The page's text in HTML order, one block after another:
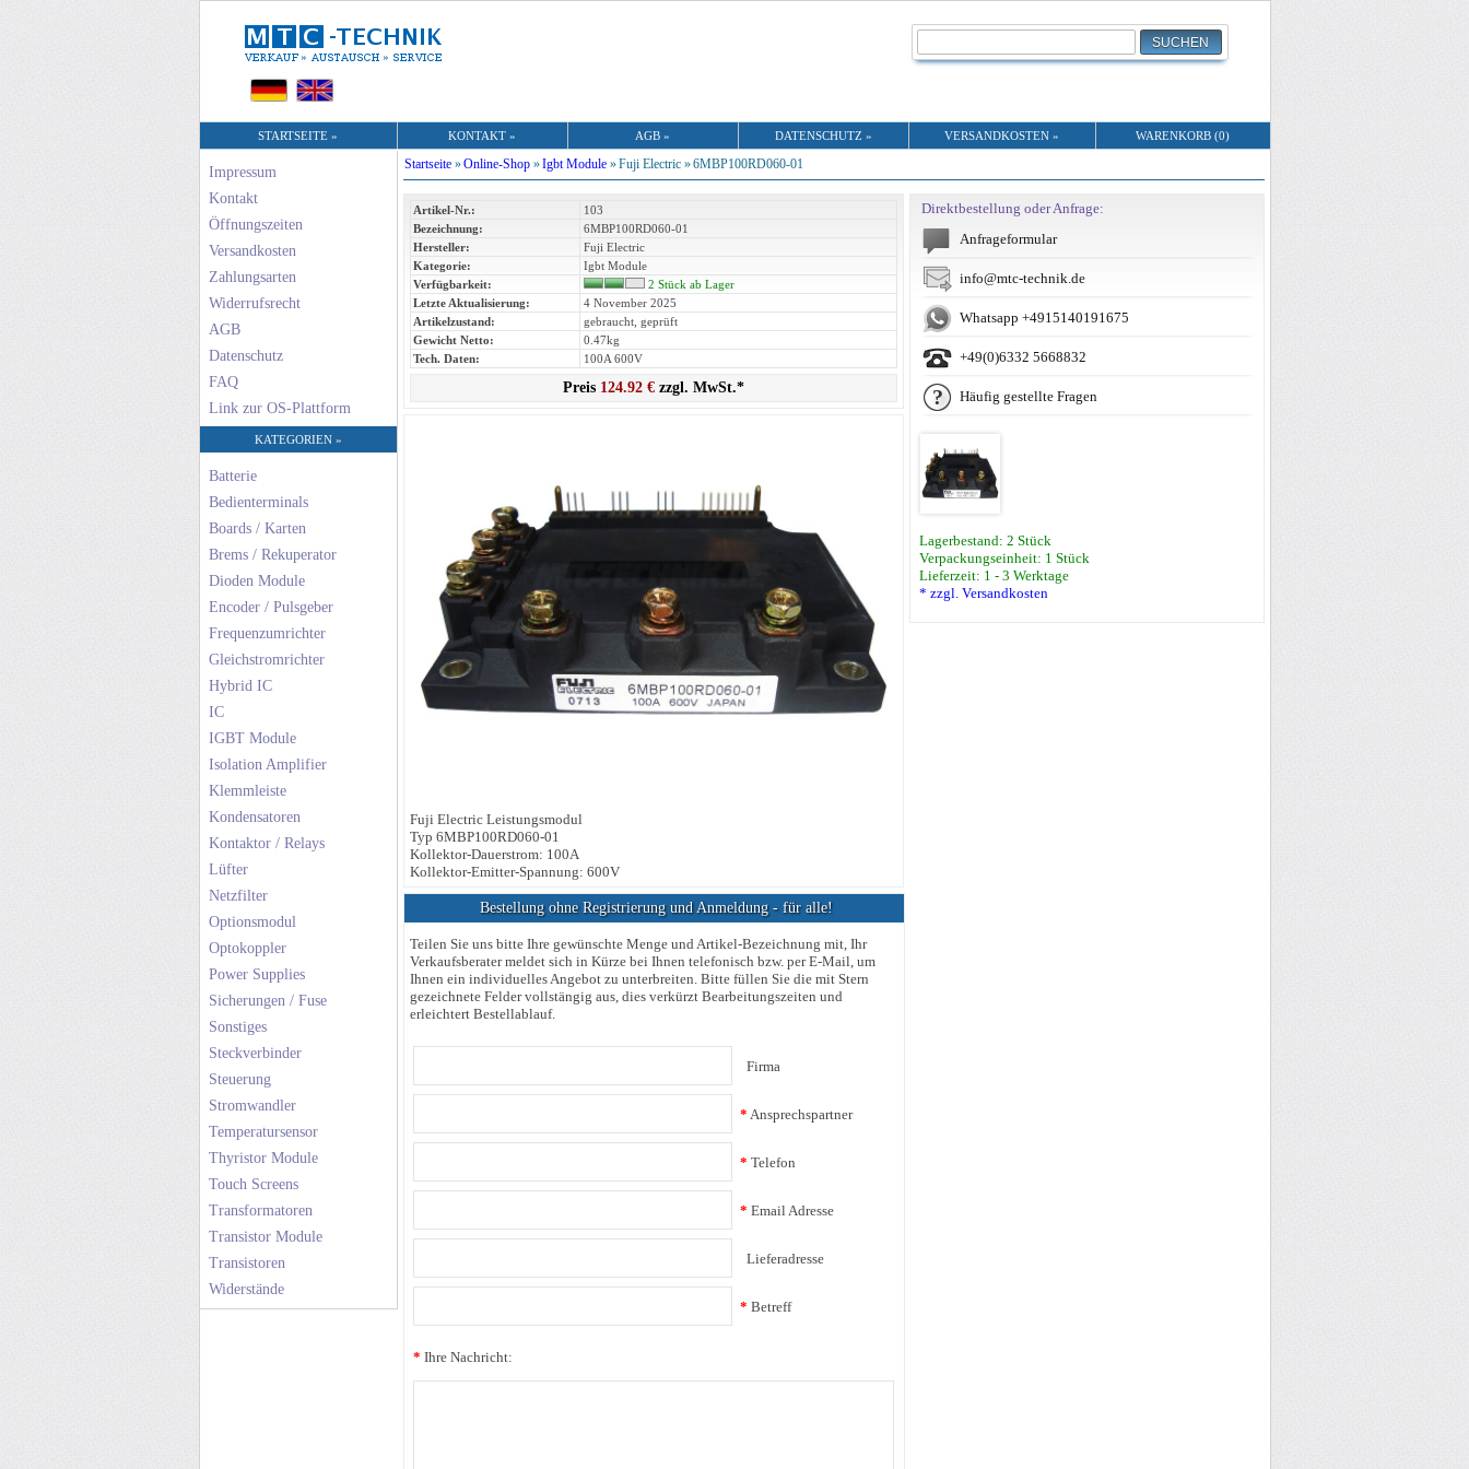
STARTSEITE » KONTAKT » AGB » DATENSCHUTZ » VERSANDKOSTEN » WARENKORB (0)
Impressum
Kontakt
Öffnungszeiten
Versandkosten
Zahlungsarten
Widerrufsrecht
AGB
Datenschutz
FAQ
Link zur OS-Plattform
KATEGORIEN »
Batterie
Bedienterminals
Boards / Karten
Brems / Rekuperator
Dioden Module
Encoder / Pulsgeber
Frequenzumrichter
Gleichstromrichter
Hybrid IC
IC
IGBT Module
Isolation Amplifier
Klemmleiste
Kondensatoren
Kontaktor / Relays
Lüfter
Netzfilter
Optionsmodul
Optokoppler
Power Supplies
Sicherungen / Fuse
Sonstiges
Steckverbinder
Steuerung
Stromwandler
Temperatursensor
Thyristor Module
Touch Screens
Transformatoren
Transistor Module
Transistoren
Widerstände
Startseite»Online-Shop»Igbt Module»Fuji Electric »6MBP100RD060-01
Artikel-Nr.:
103
Bezeichnung:
6MBP100RD060-01
Hersteller:
Fuji Electric
Kategorie:
Igbt Module
Verfügbarkeit:
2 Stück ab Lager
Letzte Aktualisierung:
4 November 2025
Artikelzustand:
gebraucht, geprüft
Gewicht Netto:
0.47kg
Tech. Daten:
100A 600V
Preis 124.92 €zzgl. MwSt.*
Direktbestellung oder Anfrage:
Anfrageformular
info@mtc-technik.de
Whatsapp +4915140191675
+49(0)6332 5668832
Häufig gestellte Fragen
Lagerbestand: 2 Stück
Verpackungseinheit: 1 Stück
Lieferzeit: 1 - 3 Werktage
* zzgl. Versandkosten
Fuji Electric Leistungsmodul
Typ 6MBP100RD060-01
Kollektor-Dauerstrom: 100A
Kollektor-Emitter-Spannung: 600V
Bestellung ohne Registrierung und Anmeldung - für alle!
Teilen Sie uns bitte Ihre gewünschte Menge und Artikel-Bezeichnung mit, Ihr
Verkaufsberater meldet sich in Kürze bei Ihnen telefonisch bzw. per E-Mail, um
Ihnen ein individuelles Angebot zu unterbreiten. Bitte füllen Sie die mit Stern
gezeichnete Felder vollstängig aus, dies verkürzt Bearbeitungszeiten und
erleichtert Bestellablauf.
Firma
* Ansprechspartner
* Telefon
* Email Adresse
Lieferadresse
* Betreff
* Ihre Nachricht: